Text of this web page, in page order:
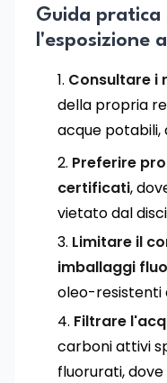
Guida
l'esposizione
Consultare i
della propria
acque potabili,
Preferire
certificati,
vietato dal
Limitare il
imballaggi
oleo-resistenti
Filtrare
carboni attivi
fluorurati,